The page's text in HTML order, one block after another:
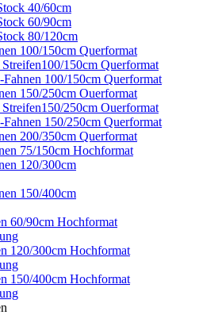
40/60cm
60/90cm
80/120cm
100/150cm Querformat
150cm Querformat
100/150cm Querformat
150/250cm Ouerformat
250cm Ouerformat
150/250cm Querformat
200/350cm Querformat
75/150cm Hochformat
120/300cm
150/400cm
60/90cm Hochformat
120/300cm Hochformat
150/400cm Hochformat